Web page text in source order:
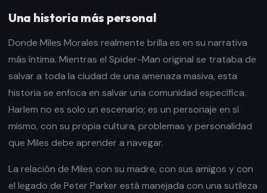
Una historia más personal
Donde Miles Morales realmente brilla es en su narrativa
más íntima. Mientras el Spider-Man original se trataba de
salvar a toda la ciudad de una amenaza masiva, esta
historia se enfoca en salvar una comunidad específica.
Harlem no es solo un escenario; es un personaje en sí
mismo, con su propia cultura, problemas y personalidad
que Miles debe aprender a navegar.
La relación de Miles con su madre, con sus amigos y con
el legado de Peter Parker está manejada con una sutileza